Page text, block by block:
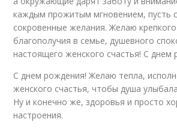
каждым прожитым мгновением, пусть
сокровенные желания. Желаю
благополучия в семье, душевного
настоящего женского счастья! С днем
С днем рождения! Желаю тепла,
женского счастья, чтобы душа
Ну и конечно же, здоровья и просто
настроения.